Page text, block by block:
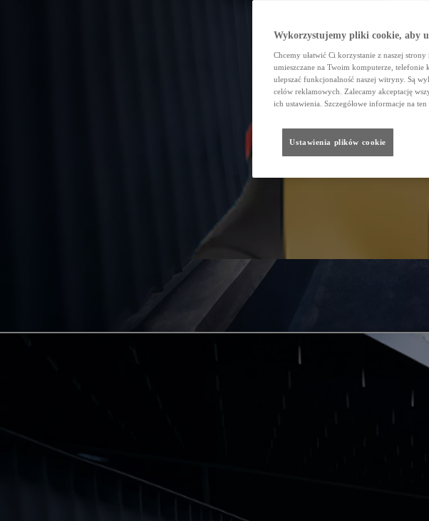
Wykorzystujemy pliki cookie, aby
Chcemy ułatwić Ci korzystanie z naszej
umieszczane na Twoim komputerze,
ulepszać funkcjonalność naszej witryny. Są
celów reklamowych. Zalecamy akceptację
ich ustawienia. Szczegółowe informacje na ten
Ustawienia plików cookie